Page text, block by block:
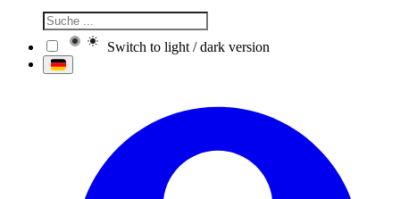
Switch to light / dark version